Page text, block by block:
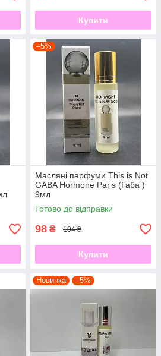
Купити
–5%
Масляні парфуми This is Not
GABA Hormone Paris (Габа )
9мл
Готово до відправки
98 ₴ 104 ₴
Купити
Новинка –5%